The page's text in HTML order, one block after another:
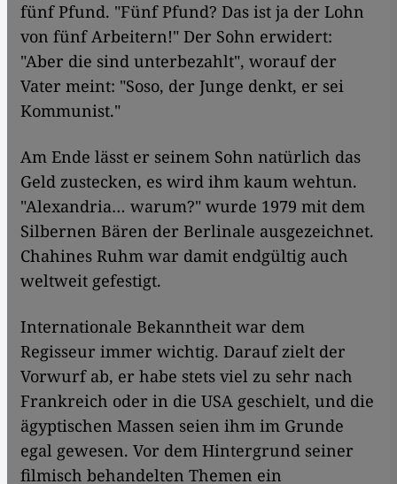
fünf Pfund. "Fünf Pfund? Das ist ja der Lohn
von fünf Arbeitern!" Der Sohn erwidert:
"Aber die sind unterbezahlt", worauf der
Vater meint: "Soso, der Junge denkt, er sei
Kommunist."
Am Ende lässt er seinem Sohn natürlich das
Geld zustecken, es wird ihm kaum wehtun.
"Alexandria… warum?" wurde 1979 mit dem
Silbernen Bären der Berlinale ausgezeichnet.
Chahines Ruhm war damit endgültig auch
weltweit gefestigt.
Internationale Bekanntheit war dem
Regisseur immer wichtig. Darauf zielt der
Vorwurf ab, er habe stets viel zu sehr nach
Frankreich oder in die USA geschielt, und die
ägyptischen Massen seien ihm im Grunde
egal gewesen. Vor dem Hintergrund seiner
filmisch behandelten Themen ein